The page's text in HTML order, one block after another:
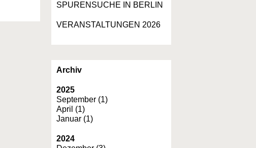
SPURENSUCHE IN BERLIN
VERANSTALTUNGEN 2026
Archiv
2025
September (1)
April (1)
Januar (1)
2024